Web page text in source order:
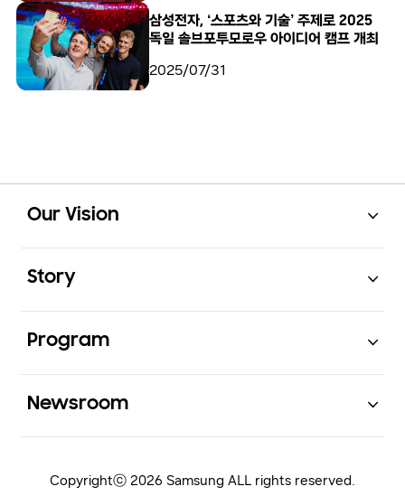
삼성전자, ‘스포츠와 기술’ 주제로 2025
독일 솔브포투모로우 아이디어 캠프 개최
2025/07/31
Our Vision
Story
Program
Newsroom
Copyrightⓒ 2026 Samsung ALL rights reserved.